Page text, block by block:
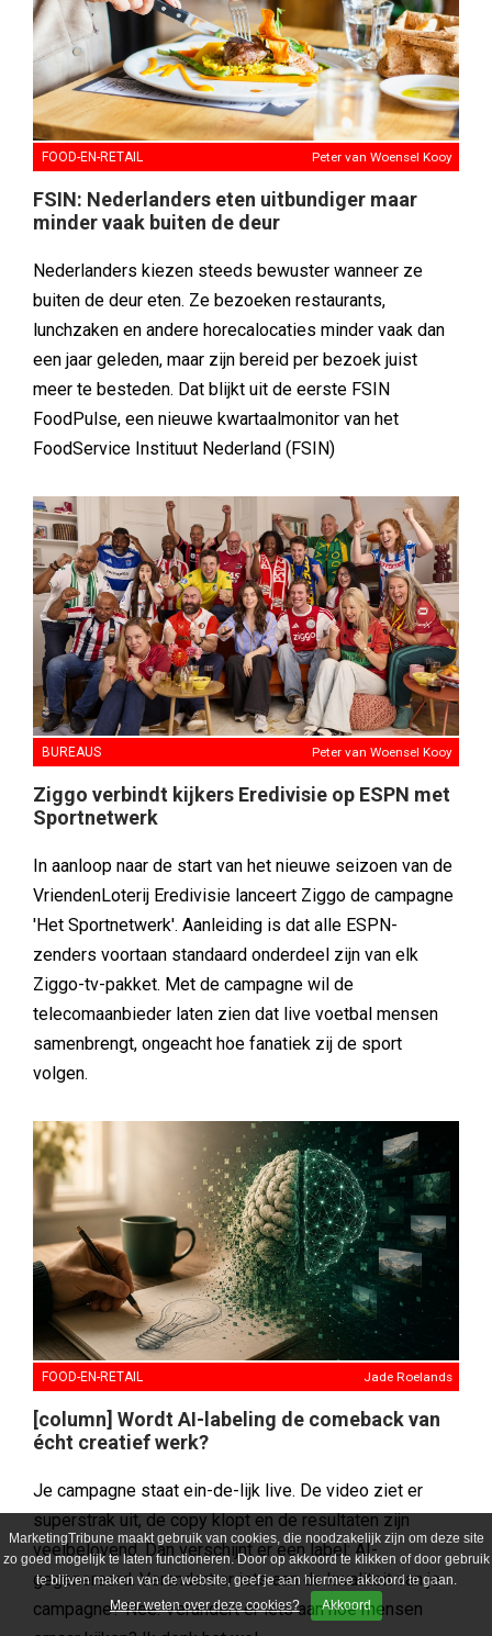
MarketingTribune maakt gebruik van cookies, die noodzakelijk zijn om deze site
zo goed mogelijk te laten functioneren. Door op akkoord te klikken of door gebruik
te blijven maken van de website, geef je aan hiermee akkoord te gaan.
Meer weten over deze cookies?
Akkoord
FOOD-EN-RETAIL Peter van Woensel Kooy
FSIN: Nederlanders eten uitbundiger maar
minder vaak buiten de deur
Nederlanders kiezen steeds bewuster wanneer ze
buiten de deur eten. Ze bezoeken restaurants,
lunchzaken en andere horecalocaties minder vaak dan
een jaar geleden, maar zijn bereid per bezoek juist
meer te besteden. Dat blijkt uit de eerste FSIN
FoodPulse, een nieuwe kwartaalmonitor van het
FoodService Instituut Nederland (FSIN)
BUREAUS Peter van Woensel Kooy
Ziggo verbindt kijkers Eredivisie op ESPN met
Sportnetwerk
In aanloop naar de start van het nieuwe seizoen van de
VriendenLoterij Eredivisie lanceert Ziggo de campagne
'Het Sportnetwerk'. Aanleiding is dat alle ESPN-
zenders voortaan standaard onderdeel zijn van elk
Ziggo-tv-pakket. Met de campagne wil de
telecomaanbieder laten zien dat live voetbal mensen
samenbrengt, ongeacht hoe fanatiek zij de sport
volgen.
FOOD-EN-RETAIL Jade Roelands
[column] Wordt AI-labeling de comeback van
écht creatief werk?
Je campagne staat ein-de-lijk live. De video ziet er
superstrak uit, de copy klopt en de resultaten zijn
veelbelovend. Dan verschijnt er een label: AI-
gegenereerd. Verandert er iets aan de kwaliteit van je
campagne? Nee. Verandert er iets aan hoe mensen